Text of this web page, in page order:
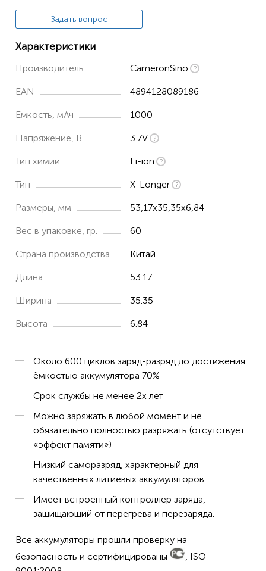
Задать вопрос
Характеристики
Производитель CameronSino
EAN 4894128089186
Емкость, мАч 1000
Напряжение, В 3.7V
Тип химии Li-ion
Тип X-Longer
Размеры, мм 53,17x35,35x6,84
Вес в упаковке, гр. 60
Страна производства Китай
Длина 53.17
Ширина 35.35
Высота 6.84
Около 600 циклов заряд-разряд до достижения
ёмкостью аккумулятора 70%
Срок службы не менее 2х лет
Можно заряжать в любой момент и не
обязательно полностью разряжать (отсутствует
«эффект памяти»)
Низкий саморазряд, характерный для
качественных литиевых аккумуляторов
Имеет встроенный контроллер заряда,
защищающий от перегрева и перезаряда.
Все аккумуляторы прошли проверку на
безопасность и сертифицированы
, ISO